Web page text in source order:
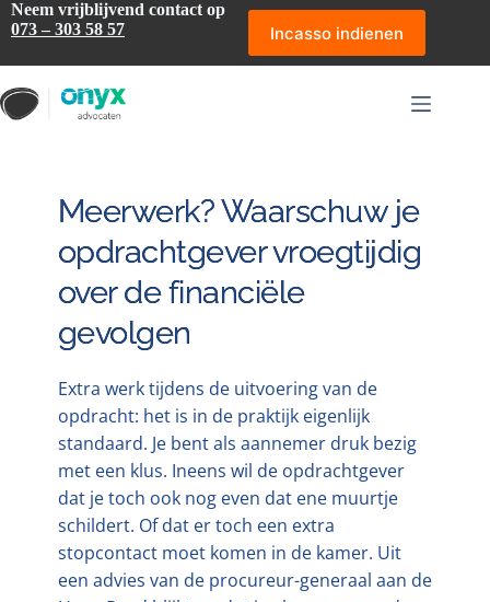
Ga
naar
inhoud
Neem vrijblijvend contact op
073 – 303 58 57
Incasso indienen
Meerwerk? Waarschuw je
opdrachtgever vroegtijdig
over de financiële
gevolgen
Extra werk tijdens de uitvoering van de
opdracht: het is in de praktijk eigenlijk
standaard. Je bent als aannemer druk bezig
met een klus. Ineens wil de opdrachtgever
dat je toch ook nog even dat ene muurtje
schildert. Of dat er toch een extra
stopcontact moet komen in de kamer. Uit
een advies van de procureur-generaal aan de